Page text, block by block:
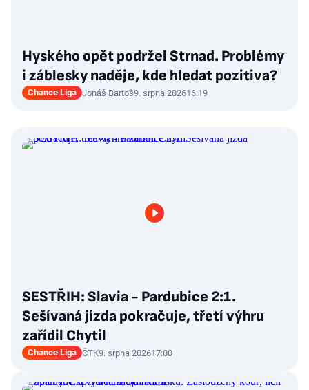
Hyského opět podržel Strnad. Problémy
i záblesky naděje, kde hledat pozitiva?
Chance Liga Jonáš Bartoš9. srpna 202616:19
SESTŘIH: Slavia - Pardubice 2:1.
Sešívaná jízda pokračuje, třetí výhru
zařídil Chytil
Chance Liga ČTK9. srpna 202617:00